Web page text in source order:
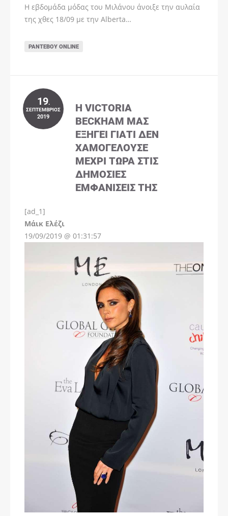
Η εβδομάδα μόδας του Μιλάνου άνοιξε την αυλαία
της χθες 18/09 με την Alberta…
ΡΑΝΤΕΒΟΎ ONLINE
19.
ΣΕΠΤΈΜΒΡΙΟΣ
2019
Η VICTORIA
BECKHAM ΜΑΣ
ΕΞΗΓΕΊ ΓΙΑΤΊ ΔΕΝ
ΧΑΜΟΓΕΛΟΎΣΕ
ΜΈΧΡΙ ΤΏΡΑ ΣΤΙΣ
ΔΗΜΌΣΙΕΣ
ΕΜΦΑΝΊΣΕΙΣ ΤΗΣ
[ad_1]
Μάικ Ελέζι
19/09/2019 @ 01:31:57